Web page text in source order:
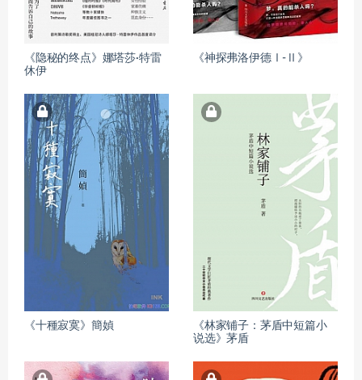
《隐秘的终点》娜塔莎·特雷
休伊
《神探弗洛伊德Ⅰ-Ⅱ》
《十種寂寞》簡媜
《林家铺子：茅盾中短篇小
说选》茅盾